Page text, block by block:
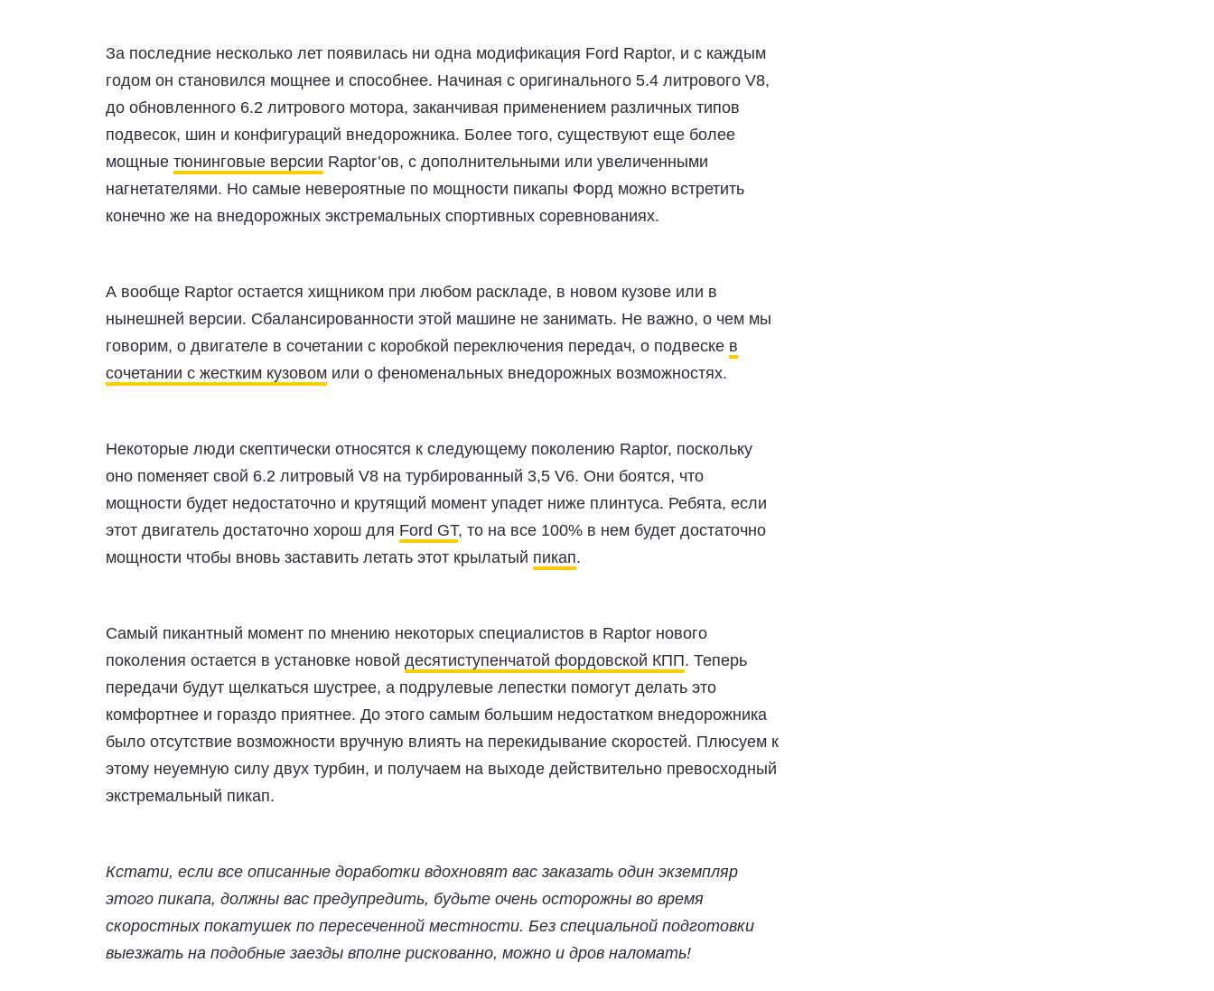
За последние несколько лет появилась ни одна модификация Ford Raptor, и с каждым
годом он становился мощнее и способнее. Начиная с оригинального 5.4 литрового V8,
до обновленного 6.2 литрового мотора, заканчивая применением различных типов
подвесок, шин и конфигураций внедорожника. Более того, существуют еще более
мощные тюнинговые версии Raptor’ов, с дополнительными или увеличенными
нагнетателями. Но самые невероятные по мощности пикапы Форд можно встретить
конечно же на внедорожных экстремальных спортивных соревнованиях.
А вообще Raptor остается хищником при любом раскладе, в новом кузове или в
нынешней версии. Сбалансированности этой машине не занимать. Не важно, о чем мы
говорим, о двигателе в сочетании с коробкой переключения передач, о подвеске в
сочетании с жестким кузовом или о феноменальных внедорожных возможностях.
Некоторые люди скептически относятся к следующему поколению Raptor, поскольку
оно поменяет свой 6.2 литровый V8 на турбированный 3,5 V6. Они боятся, что
мощности будет недостаточно и крутящий момент упадет ниже плинтуса. Ребята, если
этот двигатель достаточно хорош для Ford GT, то на все 100% в нем будет достаточно
мощности чтобы вновь заставить летать этот крылатый пикап.
Самый пикантный момент по мнению некоторых специалистов в Raptor нового
поколения остается в установке новой десятиступенчатой фордовской КПП. Теперь
передачи будут щелкаться шустрее, а подрулевые лепестки помогут делать это
комфортнее и гораздо приятнее. До этого самым большим недостатком внедорожника
было отсутствие возможности вручную влиять на перекидывание скоростей. Плюсуем к
этому неуемную силу двух турбин, и получаем на выходе действительно превосходный
экстремальный пикап.
Кстати, если все описанные доработки вдохновят вас заказать один экземпляр
этого пикапа, должны вас предупредить, будьте очень осторожны во время
скоростных покатушек по пересеченной местности. Без специальной подготовки
выезжать на подобные заезды вполне рискованно, можно и дров наломать!